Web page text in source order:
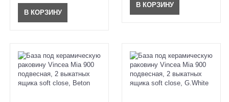
В КОРЗИНУ
В КОРЗИНУ